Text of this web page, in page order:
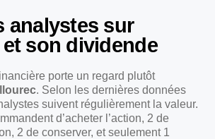
analystes sur
son dividende
porte un regard plutôt
. Selon les dernières données
suivent régulièrement la valeur.
d’acheter l’action, 2 de
2 de conserver, et seulement 1